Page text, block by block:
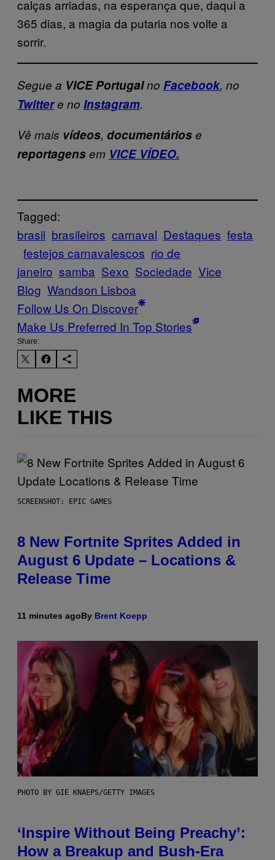
calças arriadas, na esperança que, daqui a
365 dias, a magia da putaria nos volte a
sorrir.
Segue a VICE Portugalno Facebook, no
Twittere no Instagram.
Vê mais vídeos, documentáriose
reportagensem VICE VÍDEO.
Tagged:
brasil brasileiros carnaval Destaques festa
festejos carnavalescos rio de
janeiro samba Sexo Sociedade Vice
Blog Wandson Lisboa
Follow Us On Discover
Make Us Preferred In Top Stories
Share:
MORE
LIKE THIS
SCREENSHOT: EPIC GAMES
8 New Fortnite Sprites Added in
August 6 Update – Locations &
Release Time
11 minutes agoBy Brent Koepp
PHOTO BY GIE KNAEPS/GETTY IMAGES
‘Inspire Without Being Preachy’:
How a Breakup and Bush-Era